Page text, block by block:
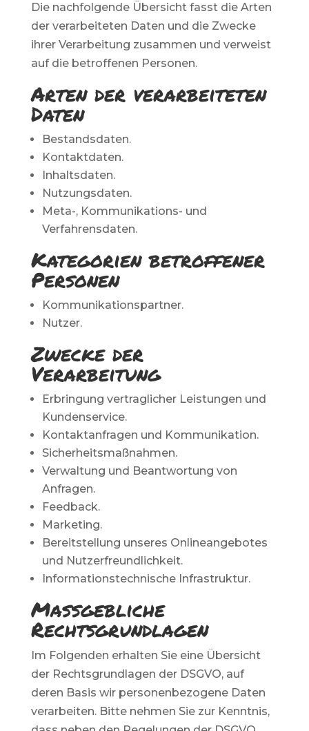
Die nachfolgende Übersicht fasst die Arten
der verarbeiteten Daten und die Zwecke
ihrer Verarbeitung zusammen und verweist
auf die betroffenen Personen.
Arten der verarbeiteten
Daten
Bestandsdaten.
Kontaktdaten.
Inhaltsdaten.
Nutzungsdaten.
Meta-, Kommunikations- und
Verfahrensdaten.
Kategorien betroffener
Personen
Kommunikationspartner.
Nutzer.
Zwecke der
Verarbeitung
Erbringung vertraglicher Leistungen und
Kundenservice.
Kontaktanfragen und Kommunikation.
Sicherheitsmaßnahmen.
Verwaltung und Beantwortung von
Anfragen.
Feedback.
Marketing.
Bereitstellung unseres Onlineangebotes
und Nutzerfreundlichkeit.
Informationstechnische Infrastruktur.
Maßgebliche
Rechtsgrundlagen
Im Folgenden erhalten Sie eine Übersicht
der Rechtsgrundlagen der DSGVO, auf
deren Basis wir personenbezogene Daten
verarbeiten. Bitte nehmen Sie zur Kenntnis,